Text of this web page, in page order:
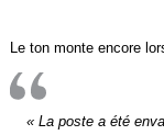
Le ton monte encore
« La poste a été